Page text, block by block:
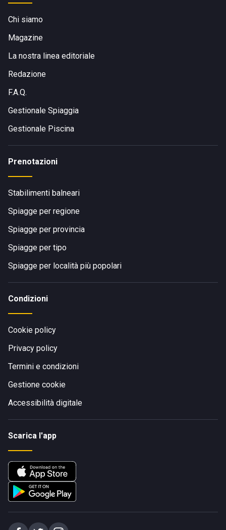
Chi siamo
Magazine
La nostra linea editoriale
Redazione
F.A.Q.
Gestionale Spiaggia
Gestionale Piscina
Prenotazioni
Stabilimenti balneari
Spiagge per regione
Spiagge per provincia
Spiagge per tipo
Spiagge per località più popolari
Condizioni
Cookie policy
Privacy policy
Termini e condizioni
Gestione cookie
Accessibilità digitale
Scarica l'app